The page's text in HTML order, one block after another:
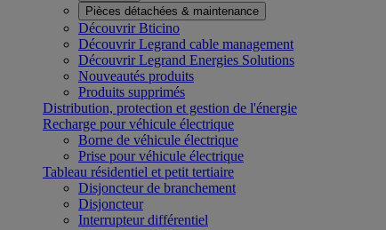
Pièces détachées & maintenance
Découvrir Bticino
Découvrir Legrand cable management
Découvrir Legrand Energies Solutions
Nouveautés produits
Produits supprimés
Distribution, protection et gestion de l'énergie
Recharge pour véhicule électrique
Borne de véhicule électrique
Prise pour véhicule électrique
Tableau résidentiel et petit tertiaire
Disjoncteur de branchement
Disjoncteur
Interrupteur différentiel